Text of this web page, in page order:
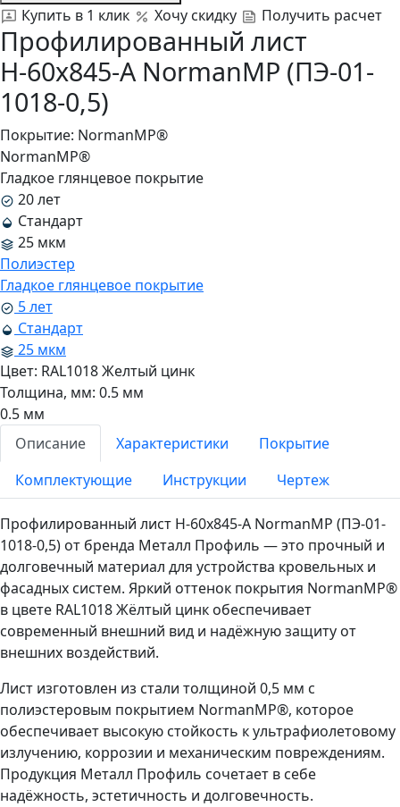
Купить в 1 клик Хочу скидку Получить расчет
Профилированный лист
Н-60x845-A NormanMP (ПЭ-01-
1018-0,5)
Покрытие: NormanMP®
NormanMP®
Гладкое глянцевое покрытие
20 лет
Стандарт
25 мкм
Полиэстер
Гладкое глянцевое покрытие
5 лет
Стандарт
25 мкм
Цвет: RAL1018 Желтый цинк
Толщина, мм: 0.5 мм
0.5 мм
Описание
Характеристики
Покрытие
Комплектующие
Инструкции Чертеж
Профилированный лист Н-60x845-A NormanMP (ПЭ-01-
1018-0,5) от бренда Металл Профиль — это прочный и
долговечный материал для устройства кровельных и
фасадных систем. Яркий оттенок покрытия NormanMP®
в цвете RAL1018 Жёлтый цинк обеспечивает
современный внешний вид и надёжную защиту от
внешних воздействий.
Лист изготовлен из стали толщиной 0,5 мм с
полиэстеровым покрытием NormanMP®, которое
обеспечивает высокую стойкость к ультрафиолетовому
излучению, коррозии и механическим повреждениям.
Продукция Металл Профиль сочетает в себе
надёжность, эстетичность и долговечность.